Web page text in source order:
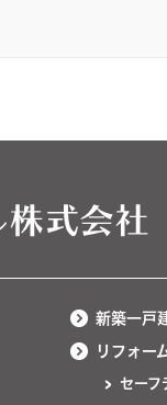
新築一戸
リフォー
セーフ